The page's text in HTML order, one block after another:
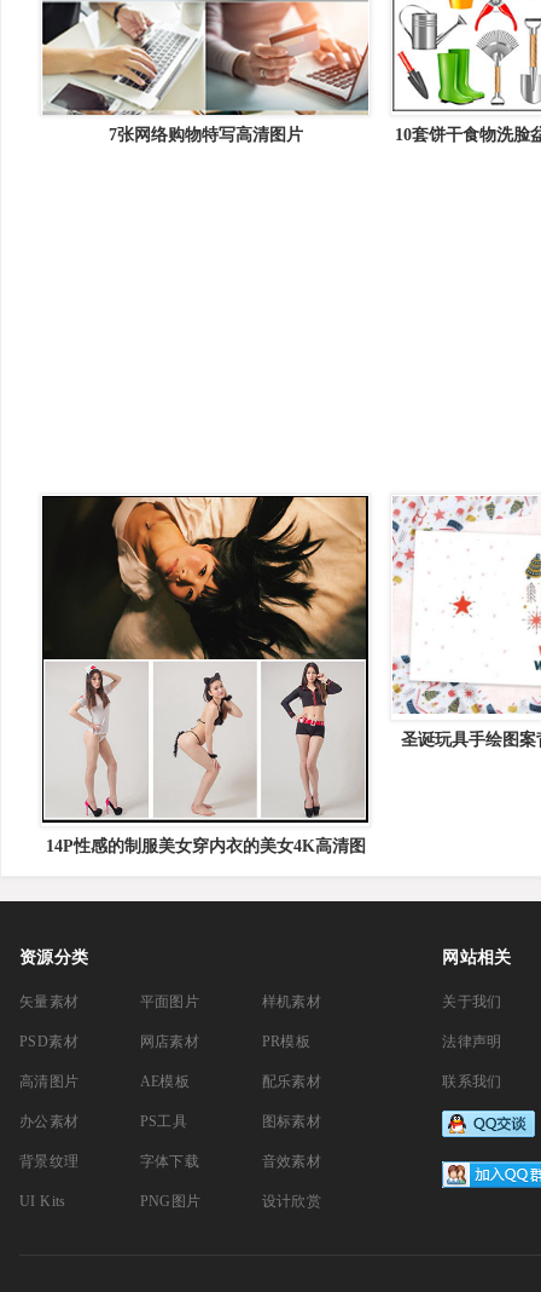
7张网络购物特写高清图片
10套饼干食物洗脸
14P性感的制服美女穿内衣的美女4K高清图
圣诞玩具手绘图
资源分类
矢量素材
PSD素材
高清图片
办公素材
背景纹理
UI Kits
平面图片
网店素材
AE模板
PS工具
字体下载
PNG图片
样机素材
PR模板
配乐素材
图标素材
音效素材
设计欣赏
网站相关
关于我们
法律声明
联系我们